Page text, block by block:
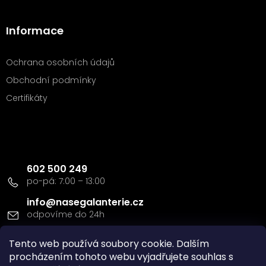
Tento web používá soubory cookie. Dalším
procházením tohoto webu vyjadřujete souhlas s
Informace
Ochrana osobních údajů
Obchodní podmínky
Certifikáty
info@nasegalanterie.cz
602 500 249
Doprava a platba